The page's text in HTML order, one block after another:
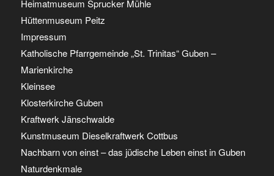
Heimatmuseum Sprucker Mühle
Hüttenmuseum Peitz
Impressum
Katholische Pfarrgemeinde „St. Trinitas“ Guben –
Marienkirche
Kleinsee
Klosterkirche Guben
Kraftwerk Jänschwalde
Kunstmuseum Dieselkraftwerk Cottbus
Nachbarn von einst – das jüdische Leben einst in Guben
Naturdenkmale